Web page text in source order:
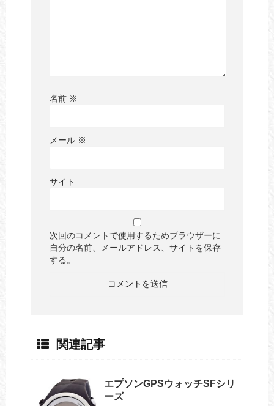
名前 ※
メール ※
サイト
次回のコメントで使用するためブラウザーに
自分の名前、メールアドレス、サイトを保存
する。
関連記事
エプソンGPSウォッチSFシリ
ーズ